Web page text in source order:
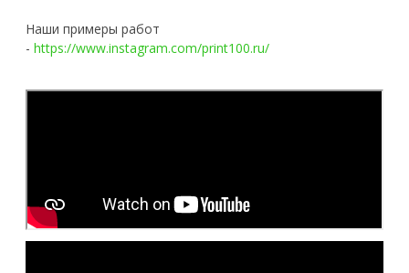
Наши примеры работ
- https://www.instagram.com/print100.ru/